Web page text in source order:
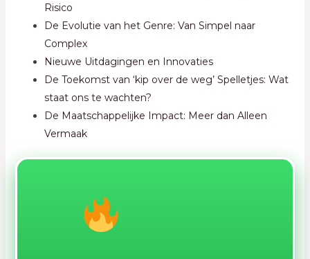
Risico
De Evolutie van het Genre: Van Simpel naar
Complex
Nieuwe Uitdagingen en Innovaties
De Toekomst van ‘kip over de weg’ Spelletjes: Wat
staat ons te wachten?
De Maatschappelijke Impact: Meer dan Alleen
Vermaak